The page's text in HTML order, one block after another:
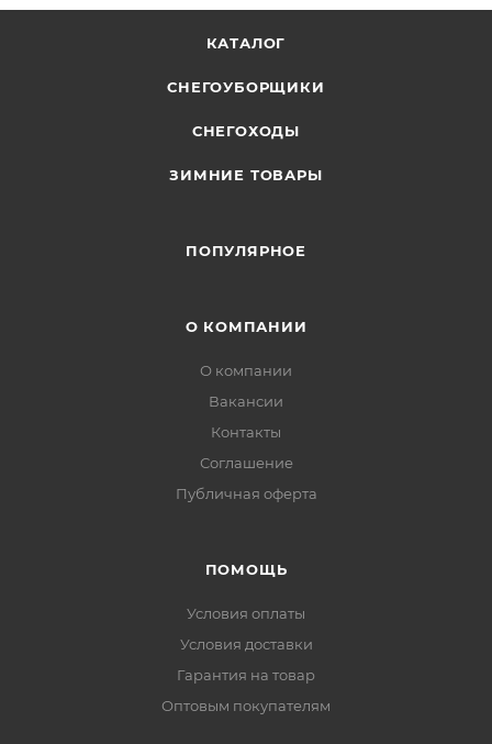
КАТАЛОГ
СНЕГОУБОРЩИКИ
СНЕГОХОДЫ
ЗИМНИЕ ТОВАРЫ
ПОПУЛЯРНОЕ
О КОМПАНИИ
О компании
Вакансии
Контакты
Соглашение
Публичная оферта
ПОМОЩЬ
Условия оплаты
Условия доставки
Гарантия на товар
Оптовым покупателям